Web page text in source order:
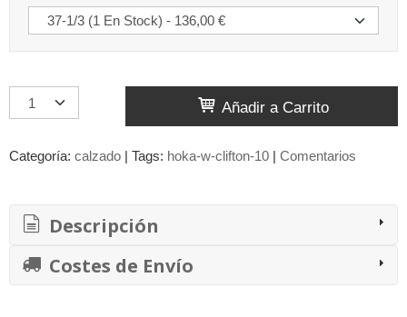
Añadir a Carrito
Categoría: calzado | Tags: hoka-w-clifton-10 | Comentarios
Descripción
Costes de Envío